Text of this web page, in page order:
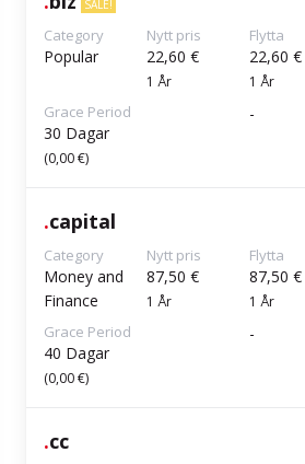
SALE!
Category
Popular
Nytt pris
22,60 €
1 År
Flytta
22,60 €
1 År
Grace Period
30 Dagar
(0,00 €)
-
.capital
Category
Money and
Finance
Nytt pris
87,50 €
1 År
Flytta
87,50 €
1 År
Grace Period
40 Dagar
(0,00 €)
-
.cc